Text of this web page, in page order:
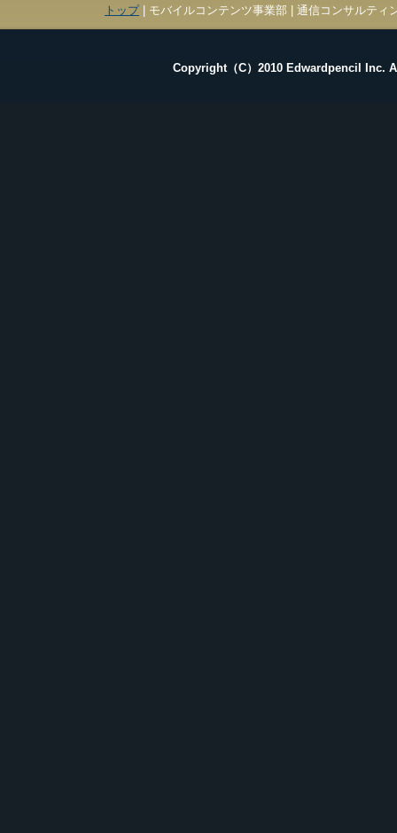
トップ| モバイルコンテンツ事業部 | 通信コンサルティ
Copyright（C）2010 Edwardpencil Inc.